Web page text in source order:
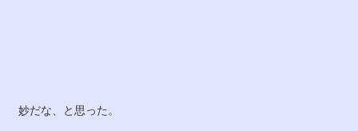
妙だな、と思った。